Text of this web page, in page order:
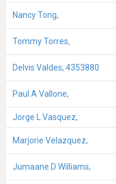
Nancy Tong,
Tommy Torres,
Delvis Valdes, 4353880
Paul A Vallone,
Jorge L Vasquez,
Marjorie Velazquez,
Jumaane D Williams,